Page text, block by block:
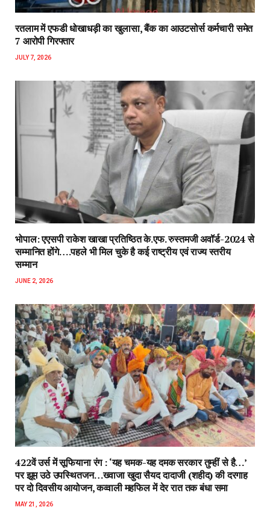
रतलाम में एफडी धोखाधड़ी का खुलासा, बैंक का आउटसोर्स कर्मचारी समेत
7 आरोपी गिरफ्तार
JULY 7, 2026
भोपाल: एएसपी राकेश‌ खाखा प्रतिष्ठित के.एफ. रुस्तमजी अवॉर्ड-2024 से
सम्मानित होंगे….पहले भी मिल चुके है कई राष्ट्रीय एवं राज्य स्तरीय
सम्मान
JUNE 2, 2026
422वें उर्स में सूफियाना रंग : ‘यह चमक-यह दमक सरकार तुम्हीं से है…’
पर झूम उठे उपस्थितजन…ख्वाजा खुदा सैयद दादाजी (शहीद) की दरगाह
पर दो दिवसीय आयोजन, कव्वाली महफिल में देर रात तक बंधा समा
MAY 21, 2026